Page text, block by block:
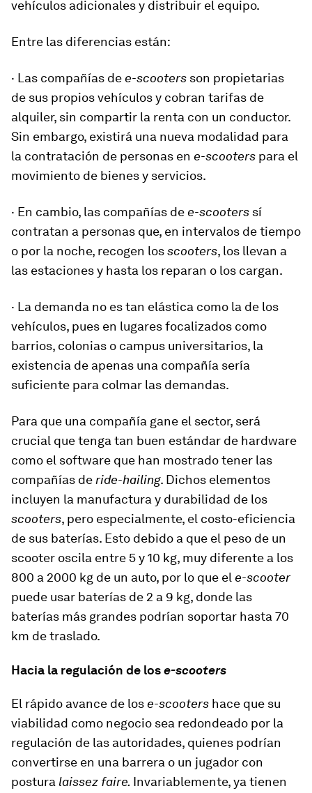
vehículos adicionales y distribuir el equipo.
Entre las diferencias están:
· Las compañías de e-scooters son propietarias
de sus propios vehículos y cobran tarifas de
alquiler, sin compartir la renta con un conductor.
Sin embargo, existirá una nueva modalidad para
la contratación de personas en e-scooters para el
movimiento de bienes y servicios.
· En cambio, las compañías de e-scooters sí
contratan a personas que, en intervalos de tiempo
o por la noche, recogen losscooters, los llevan a
las estaciones y hasta los reparan o los cargan.
· La demanda no es tan elástica como la de los
vehículos, pues en lugares focalizados como
barrios, colonias o campus universitarios, la
existencia de apenas una compañía sería
suficiente para colmar las demandas.
Para que una compañía gane el sector, será
crucial que tenga tan buen estándar de hardware
como el software que han mostrado tener las
compañías de ride-hailing. Dichos elementos
incluyen la manufactura y durabilidad de los
scooters, pero especialmente, el costo-eficiencia
de sus baterías. Esto debido a que el peso de un
scooter oscila entre 5 y 10 kg, muy diferente a los
800 a 2000 kg de un auto, por lo que el e-scooter
puede usar baterías de 2 a 9 kg, donde las
baterías más grandes podrían soportar hasta 70
km de traslado.
Hacia la regulación de lose-scooters
El rápido avance de los e-scooters hace que su
viabilidad como negocio sea redondeado por la
regulación de las autoridades, quienes podrían
convertirse en una barrera o un jugador con
postura laissez faire. Invariablemente, ya tienen